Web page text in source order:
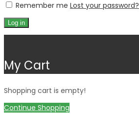
Remember me Lost your password?
Log in
My Cart
Shopping cart is empty!
Continue Shopping